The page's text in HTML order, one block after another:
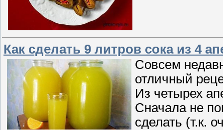
Как сделать 9 литров сока из 4
Совсем
отличный
Из четырех
Сначала не
сделать (т.к.